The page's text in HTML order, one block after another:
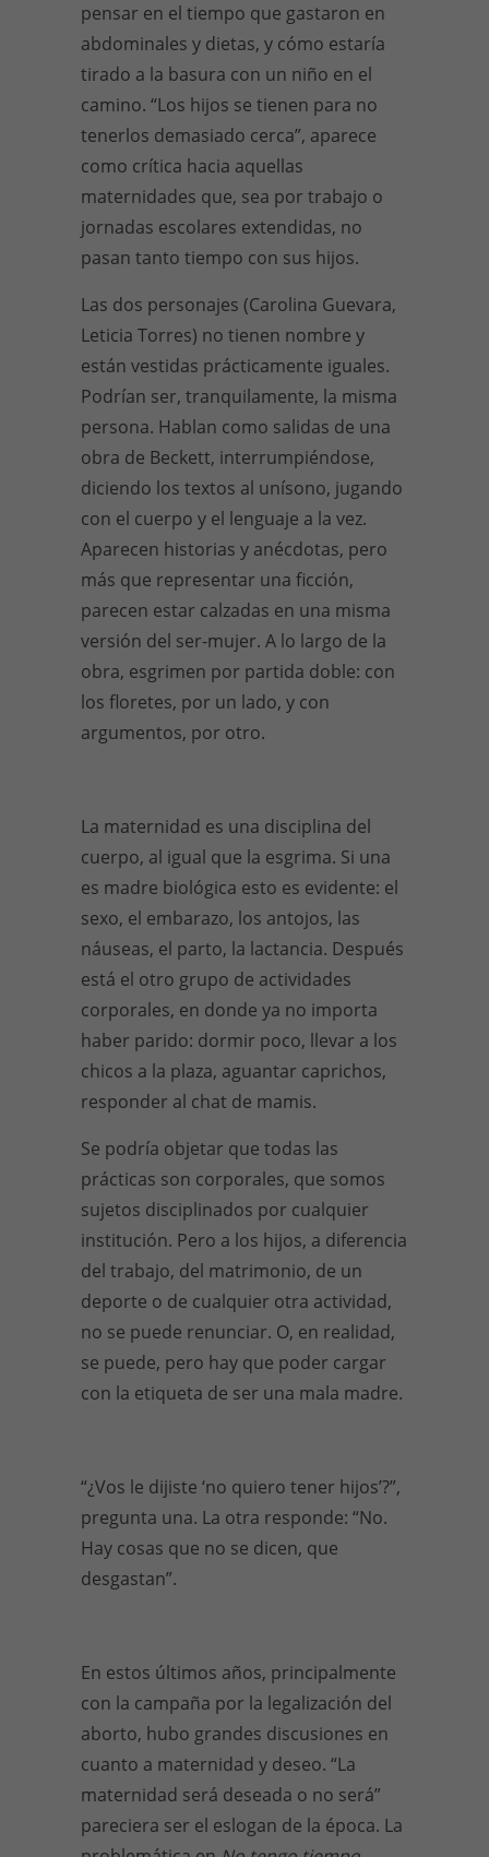
pensar en el tiempo que gastaron en
abdominales y dietas, y cómo estaría
tirado a la basura con un niño en el
camino. “Los hijos se tienen para no
tenerlos demasiado cerca”, aparece
como crítica hacia aquellas
maternidades que, sea por trabajo o
jornadas escolares extendidas, no
pasan tanto tiempo con sus hijos.
Las dos personajes (Carolina Guevara,
Leticia Torres) no tienen nombre y
están vestidas prácticamente iguales.
Podrían ser, tranquilamente, la misma
persona. Hablan como salidas de una
obra de Beckett, interrumpiéndose,
diciendo los textos al unísono, jugando
con el cuerpo y el lenguaje a la vez.
Aparecen historias y anécdotas, pero
más que representar una ficción,
parecen estar calzadas en una misma
versión del ser-mujer. A lo largo de la
obra, esgrimen por partida doble: con
los floretes, por un lado, y con
argumentos, por otro.
La maternidad es una disciplina del
cuerpo, al igual que la esgrima. Si una
es madre biológica esto es evidente: el
sexo, el embarazo, los antojos, las
náuseas, el parto, la lactancia. Después
está el otro grupo de actividades
corporales, en donde ya no importa
haber parido: dormir poco, llevar a los
chicos a la plaza, aguantar caprichos,
responder al chat de mamis.
Se podría objetar que todas las
prácticas son corporales, que somos
sujetos disciplinados por cualquier
institución. Pero a los hijos, a diferencia
del trabajo, del matrimonio, de un
deporte o de cualquier otra actividad,
no se puede renunciar. O, en realidad,
se puede, pero hay que poder cargar
con la etiqueta de ser una mala madre.
“¿Vos le dijiste ‘no quiero tener hijos’?”,
pregunta una. La otra responde: “No.
Hay cosas que no se dicen, que
desgastan”.
En estos últimos años, principalmente
con la campaña por la legalización del
aborto, hubo grandes discusiones en
cuanto a maternidad y deseo. “La
maternidad será deseada o no será”
pareciera ser el eslogan de la época. La